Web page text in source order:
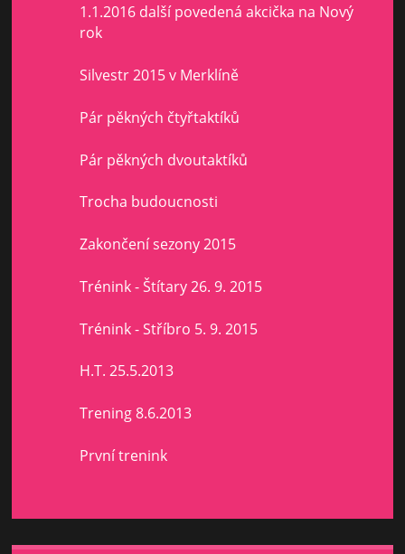
1.1.2016 další povedená akcička na Nový
rok
Silvestr 2015 v Merklíně
Pár pěkných čtyřtaktíků
Pár pěkných dvoutaktíků
Trocha budoucnosti
Zakončení sezony 2015
Trénink - Štítary 26. 9. 2015
Trénink - Stříbro 5. 9. 2015
H.T. 25.5.2013
Trening 8.6.2013
První trenink